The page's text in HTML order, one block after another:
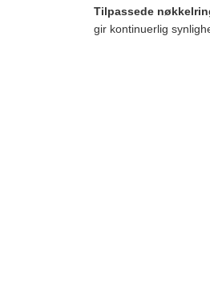
Tilpassede
gir kontinuerlig